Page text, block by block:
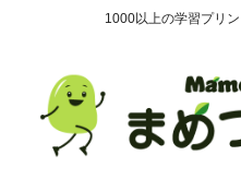
1000以上の学習プリ